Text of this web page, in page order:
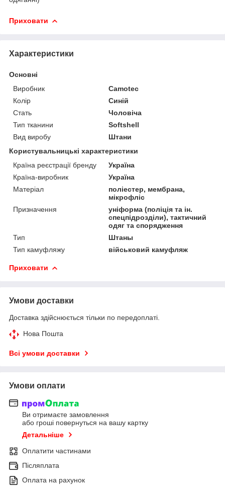
Приховати
Характеристики
Основні
Виробник
Camotec
Колір
Синій
Стать
Чоловіча
Тип тканини
Softshell
Вид виробу
Штани
Користувальницькі характеристики
Країна реєстрації бренду
Україна
Країна-виробник
Україна
Матеріал
поліестер, мембрана,
мікрофліс
Призначення
уніформа (поліція та ін.
спецпідрозділи), тактичний
одяг та спорядження
Тип
Штаны
Тип камуфляжу
військовий камуфляж
Приховати
Умови доставки
Доставка здійснюється тільки по передоплаті.
Нова Пошта
Всі умови доставки
Умови оплати
Ви отримаєте замовлення
або гроші повернуться на вашу картку
Детальніше
Оплатити частинами
Післяплата
Оплата на рахунок